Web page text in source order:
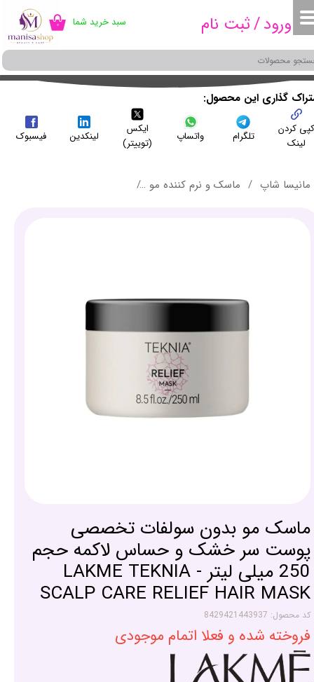
ورود/ثبت نامحساب کاربری من
تغییر گذر واژه
سفارشات
خروج از حساب کاربری
۰ سبد خرید شما
مانیسا شاپ ماسک و نرم کننده مو
ماسک مو بدون سولفات تخصصی
پوست سر خشک و حساس لاکمه حجم
250 میلی لیتر - LAKME TEKNIA
SCALP CARE RELIEF HAIR MASK
کد محصول: 8429421443937
فروخته شده و فعلا اتمام موجودی
کردن
لینک
تلگرام واتساپ
ایکس
(توییتر)
لینکدین فیسبوک
گذاری این محصول